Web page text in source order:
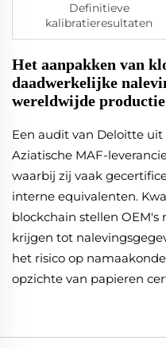
Definitieve
kalibratieresultaten
Het aanpakken van
daadwerkelijke
wereldwijde productie
Een audit van Deloitte uit
Aziatische MAF-
waarbij zij vaak
interne equivalenten.
blockchain stellen
krijgen tot
het risico op
opzichte van papieren